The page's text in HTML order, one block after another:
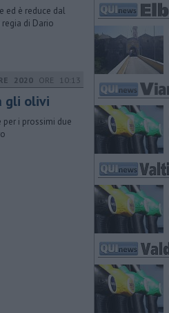
ed è reduce dal
di Dario
2020 ORE 10:13
gli olivi
i prossimi due